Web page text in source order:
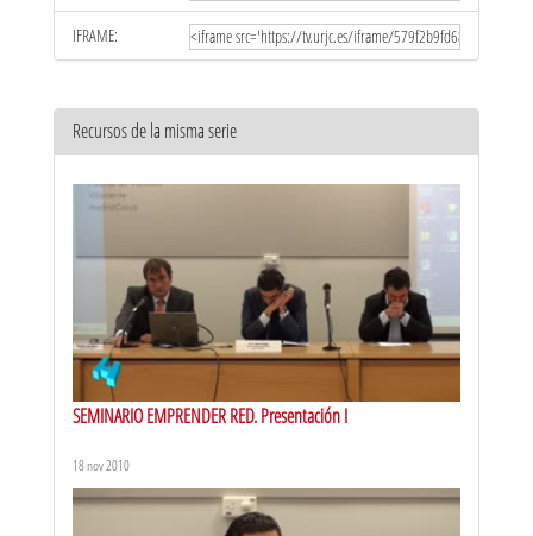
IFRAME:
Recursos de la misma serie
SEMINARIO EMPRENDER RED. Presentación I
18 nov 2010